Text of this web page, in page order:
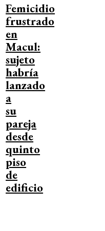
Femicidio
frustrado
en
Macul:
sujeto
habría
lanzado
a
su
pareja
desde
quinto
piso
de
edificio